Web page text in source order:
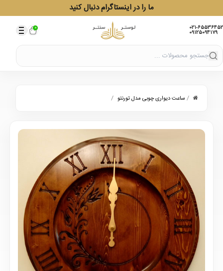
ما را در اینستاگرام دنبال کنید
021-65536452
09125094179
0
/ ساعت دیواری چوبی مدل تورنتو /